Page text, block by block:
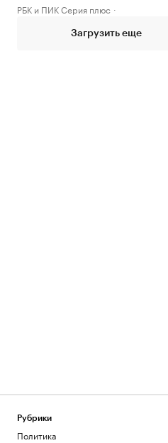
РБК и ПИК Серия плюс
Загрузить еще
Рубрики
Политика